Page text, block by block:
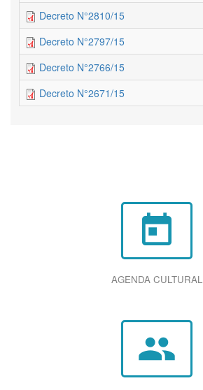
Decreto N°2810/15
Decreto N°2797/15
Decreto N°2766/15
Decreto N°2671/15
today
AGENDA CULTURAL
group